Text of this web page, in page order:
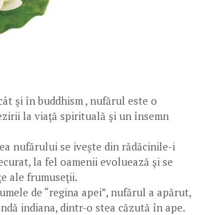
şi în buddhism , nufărul este o
la viaţă spirituală şi un însemn
nufărului se iveşte din rădăcinile-i
la fel oamenii evoluează şi se
ale frumuseţii.
de “regina apei”, nufărul a apărut,
indiana, dintr-o stea căzută în ape.